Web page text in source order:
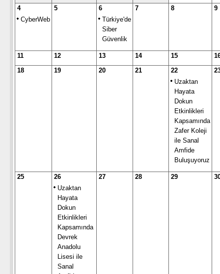
4
CyberWeb
5
6
Türkiye'de
Siber
Güvenlik
7 8 9
11 12 13 14 15
18
19 20 21
22
Uzaktan
Hayata
Dokun
Etkinlikleri
Kapsamında
Zafer Koleji
ile Sanal
Amfide
Buluşuyoruz
25
26
Uzaktan
Hayata
Dokun
Etkinlikleri
Kapsamında
Devrek
Anadolu
Lisesi ile
Sanal
27 28 29